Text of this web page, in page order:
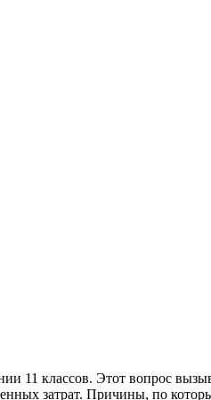
11 классов. Этот вопрос
затрат. Причины, по